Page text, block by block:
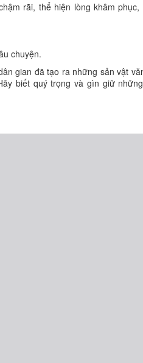
rãi, thể hiện lòng khâm
chuyện.
gian đã tạo ra những sản vật
biết quý trọng và gìn giữ